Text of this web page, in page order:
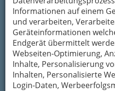
Informationen auf einem
und verarbeiten,
Geräteinformationen
Endgerät übermittelt
Webseiten-Optimierung,
Inhalte, Personalisierung
Inhalten, Personalisierte
Login-Daten,
Absenden
Unternehmen A
weitergeleitet.
Mein Name
Meine Email Adresse